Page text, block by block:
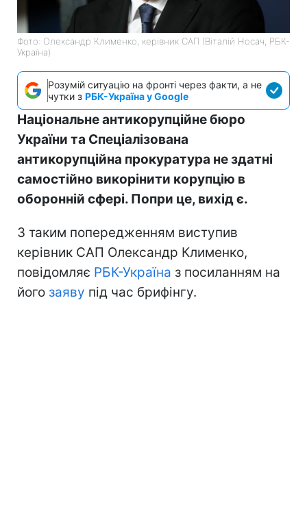
Фото: Олександр Клименко, керівник САП (Віталій Носач, РБК-
Україна)
Розумій ситуацію на фронті через факти, а не
чутки з РБК-Україна у Google
Національне антикорупційне бюро
України та Спеціалізована
антикорупційна прокуратура не здатні
самостійно викорінити корупцію в
оборонній сфері. Попри це, вихід є.
З таким попередженням виступив
керівник САП Олександр Клименко,
повідомляє РБК-Україна з посиланням на
його заяву під час брифінгу.